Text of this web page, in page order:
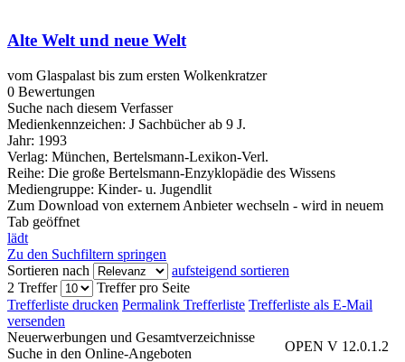
Alte Welt und neue Welt
vom Glaspalast bis zum ersten Wolkenkratzer
0 Bewertungen
Suche nach diesem Verfasser
Medienkennzeichen: J Sachbücher ab 9 J.
Jahr: 1993
Verlag: München, Bertelsmann-Lexikon-Verl.
Reihe: Die große Bertelsmann-Enzyklopädie des Wissens
Mediengruppe: Kinder- u. Jugendlit
Zum Download von externem Anbieter wechseln - wird in neuem
Tab geöffnet
lädt
Zu den Suchfiltern springen
Sortieren nach
aufsteigend sortieren
2 Treffer
Treffer pro Seite
Trefferliste drucken Permalink Trefferliste Trefferliste als E-Mail
versenden
OPEN V 12.0.1.2
Neuerwerbungen und Gesamtverzeichnisse
Suche in den Online-Angeboten